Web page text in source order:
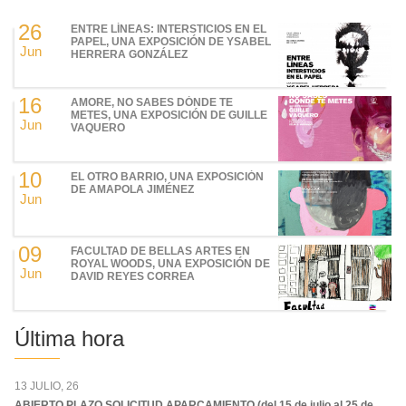
26
Jun
ENTRE LÍNEAS: INTERSTICIOS EN EL
PAPEL, UNA EXPOSICIÓN DE YSABEL
HERRERA GONZÁLEZ
16
Jun
AMORE, NO SABES DÓNDE TE
METES, UNA EXPOSICIÓN DE GUILLE
VAQUERO
10
Jun
EL OTRO BARRIO, UNA EXPOSICIÓN
DE AMAPOLA JIMÉNEZ
09
Jun
FACULTAD DE BELLAS ARTES EN
ROYAL WOODS, UNA EXPOSICIÓN DE
DAVID REYES CORREA
Última hora
13 JULIO, 26